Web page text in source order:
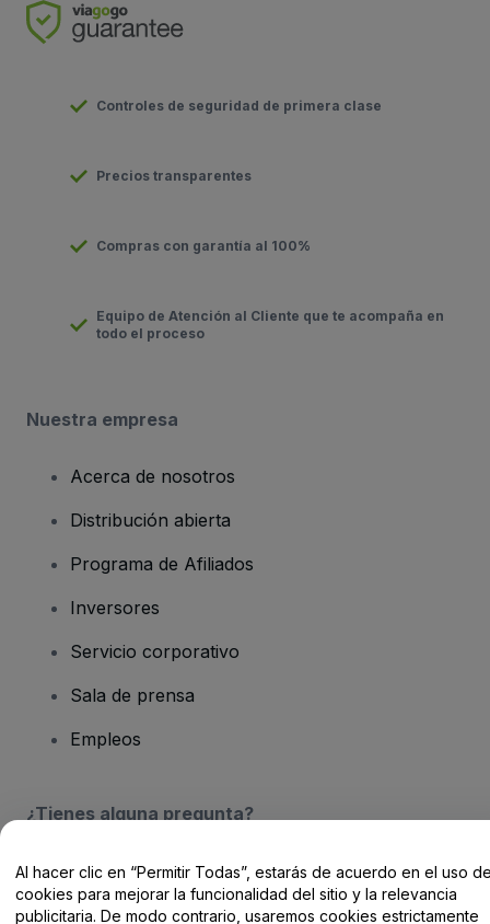
Controles de seguridad de primera clase
Precios transparentes
Compras con garantía al 100%
Equipo de Atención al Cliente que te acompaña en
todo el proceso
Nuestra empresa
Acerca de nosotros
Distribución abierta
Programa de Afiliados
Inversores
Servicio corporativo
Sala de prensa
Empleos
¿Tienes alguna pregunta?
Centro de Ayuda / Contacto
Al hacer clic en “Permitir Todas”, estarás de acuerdo en el uso
cookies para mejorar la funcionalidad del sitio y la relevancia
publicitaria. De modo contrario, usaremos cookies estrictamente